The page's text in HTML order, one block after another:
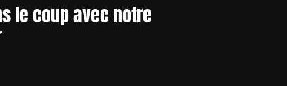
le coup avec notre